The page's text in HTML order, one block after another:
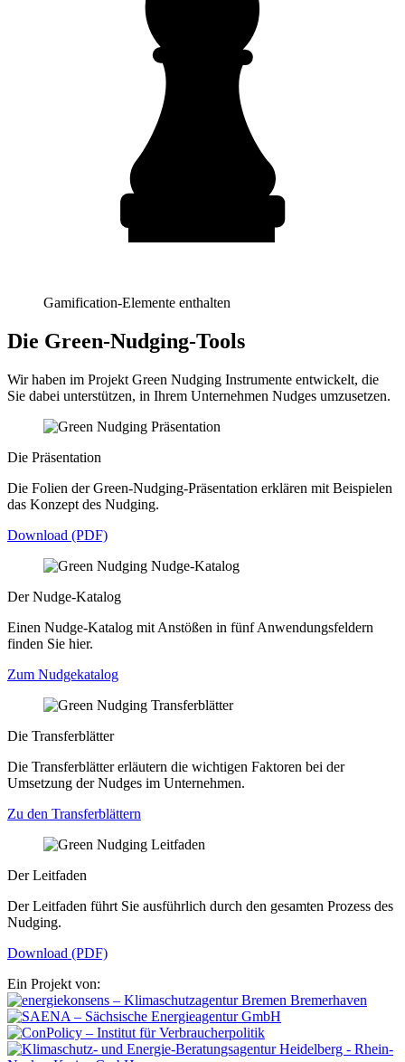
Gamification-Elemente enthalten
Die Green-Nudging-Tools
Wir haben im Projekt Green Nudging Instrumente entwickelt, die
Sie dabei unterstützen, in Ihrem Unternehmen Nudges umzusetzen.
Die Präsentation
Die Folien der Green-Nudging-Präsentation erklären mit Beispielen
das Konzept des Nudging.
Download (PDF)
Der Nudge-Katalog
Einen Nudge-Katalog mit Anstößen in fünf Anwendungsfeldern
finden Sie hier.
Zum Nudgekatalog
Die Transferblätter
Die Transferblätter erläutern die wichtigen Faktoren bei der
Umsetzung der Nudges im Unternehmen.
Zu den Transferblättern
Der Leitfaden
Der Leitfaden führt Sie ausführlich durch den gesamten Prozess des
Nudging.
Download (PDF)
Ein Projekt von: